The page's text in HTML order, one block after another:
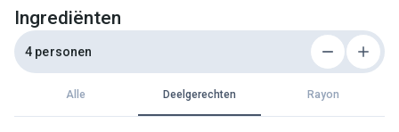
Ingrediënten
4 personen
Alle Deelgerechten Rayon